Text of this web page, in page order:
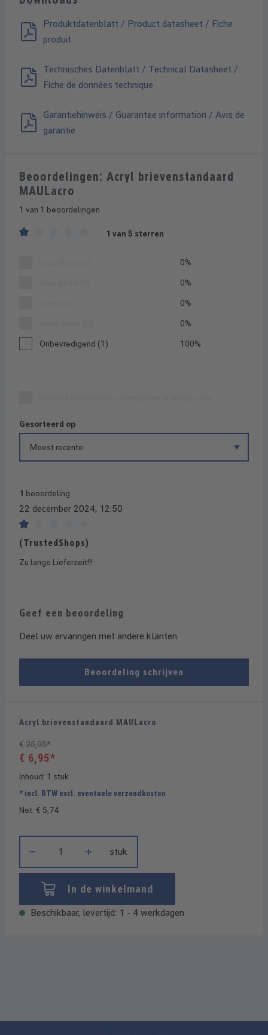
Produktdatenblatt / Product datasheet / Fiche
produit
Technisches Datenblatt / Technical Datasheet /
Fiche de données technique
Garantiehinweis / Guarantee information / Avis de
garantie
Beoordelingen: Acryl brievenstandaard
MAULacro
1 van 1 beoordelingen
1 van 5 sterren
0%
0%
0%
0%
Onbevredigend (1) 100%
Geef een beoordeling
Deel uw ervaringen met andere klanten.
Beoordeling schrijven
Gesorteerd op
1 beoordeling
22 december 2024, 12:50
Recensie met een waardering van 1 van de 5 sterren
(TrustedShops)
Zu lange Lieferzeit!!!
Acryl brievenstandaard MAULacro
€ 25,95*
€ 6,95*
Inhoud: 1 stuk
* incl. BTW excl. eventuele verzendkosten
Net: € 5,74
stuk
In de winkelmand
Beschikbaar, levertijd: 1 - 4 werkdagen